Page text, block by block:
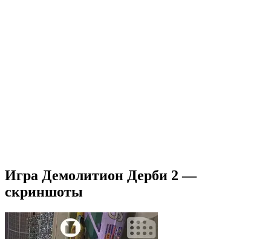
Игра Демолитион Дерби 2 —
скриншоты